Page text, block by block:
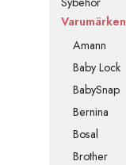
Varumärken
Amann
Baby Lock
BabySnap
Bernina
Bosal
Brother